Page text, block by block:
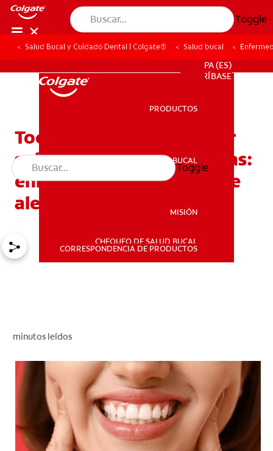
Toggle
SALUD BUCAL
PA (ES)
SUSCRÍBASE
PA (ES)
SUSCRÍBASE
PRODUCTOS
SALUD BUCAL
MISIÓN
CHEQUEO DE SALUD BUCAL
CORRESPONDENCIA DE PRODUCTOS
Toggle
Salud Bucal y Cuidado Dental | Colgate® Salud bucal
Todo lo que precisa saber
sobre la salud de las encías:
enfermedades, señales de
alerta y cuidados
minutos leídos